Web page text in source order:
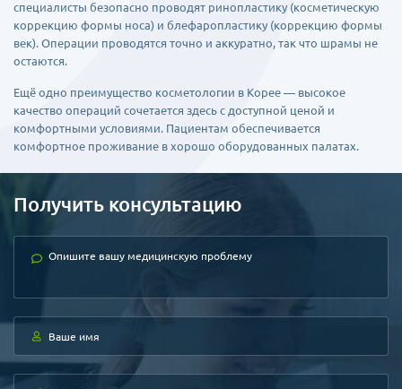
специалисты безопасно проводят ринопластику (косметическую
коррекцию формы носа) и блефаропластику (коррекцию формы
век). Операции проводятся точно и аккуратно, так что шрамы не
остаются.
Ещё одно преимущество косметологии в Корее — высокое
качество операций сочетается здесь с доступной ценой и
комфортными условиями. Пациентам обеспечивается
комфортное проживание в хорошо оборудованных палатах.
Получить консультацию